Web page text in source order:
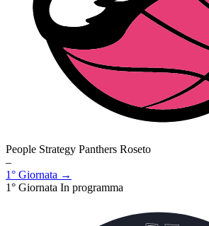
People Strategy Panthers Roseto
–
1° Giornata →
1° Giornata In programma